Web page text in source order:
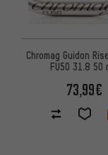
Chromag Guidon
FU50 31.8 50
73,99€